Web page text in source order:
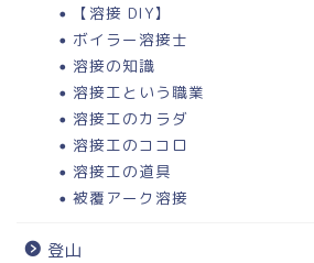
【溶接 DIY】
ボイラー溶接士
溶接の知識
溶接工という職業
溶接工のカラダ
溶接工のココロ
溶接工の道具
被覆アーク溶接
登山